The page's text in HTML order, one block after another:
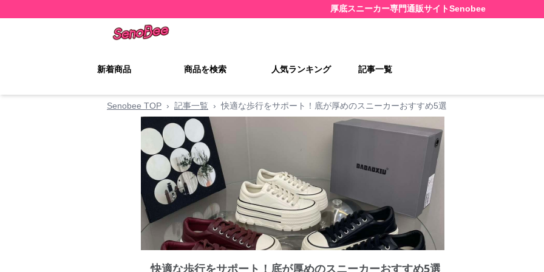
厚底スニーカー専門通販サイトSenobee
新着商品 商品を検索 人気ランキング 記事一覧
Senobee TOP › 記事一覧 › 快適な歩行をサポート！底が厚めのスニーカーおすすめ5選
快適な歩行をサポート！底が厚めのスニーカーおすすめ5選